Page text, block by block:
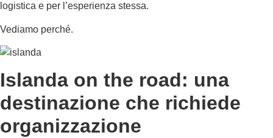
logistica e per l’esperienza stessa.
Vediamo perché.
Islanda on the road: una
destinazione che richiede
organizzazione